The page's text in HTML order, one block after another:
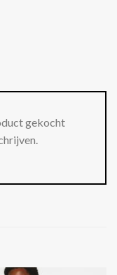
gekocht